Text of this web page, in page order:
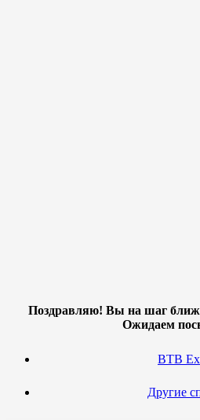
Поздравляю! Вы на шаг
Ожидаем
BTB
Другие